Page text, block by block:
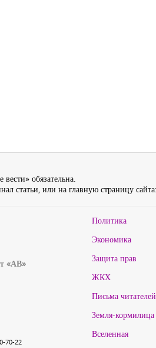
обязательна.
статьи, или на главную страницу сайта:
«АВ»
70-22
Политика
Экономика
Защита прав
ЖКХ
Письма читателей
Земля-кормилица
Вселенная